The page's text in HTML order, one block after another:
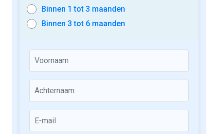
Binnen 1 tot 3 maanden
Binnen 3 tot 6 maanden